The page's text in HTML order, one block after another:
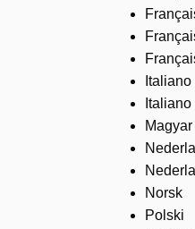
Italiano
Magyar
Norsk
Polski